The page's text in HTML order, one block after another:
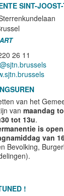
SINT-
26 11
van het
vanmaandag
tot 13u.
is
van
Bevolking,
!